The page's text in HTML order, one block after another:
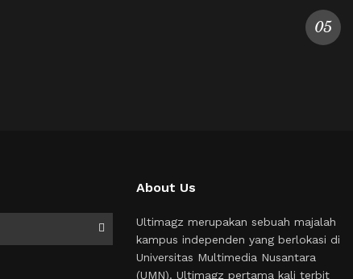
About Us
Ultimagz merupakan sebuah majalah
kampus independen yang berlokasi di
Universitas Multimedia Nusantara
(UMN). Ultimagz pertama kali terbit